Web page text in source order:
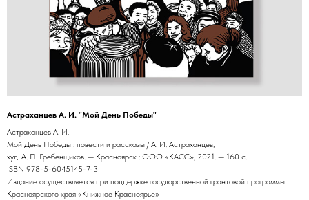
Астраханцев А. И. "Мой День Победы"
Астраханцев А. И.
Мой День Победы : повести и рассказы / А. И. Астраханцев,
худ. А. П. Гребенщиков. — Красноярск : ООО «КАСС», 2021. — 160 с.
ISBN 978-5-6045145-7-3
Издание осуществляется при поддержке государственной грантовой программы
Красноярского края «Книжное Красноярье»